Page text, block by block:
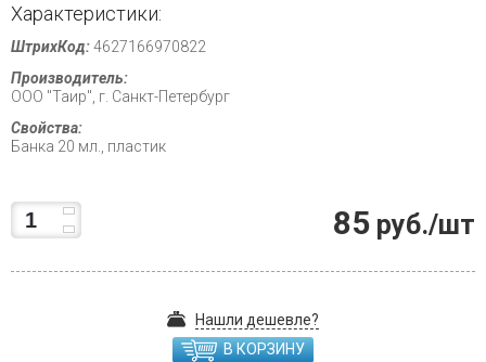
Характеристики:
ШтрихКод:4627166970822
Производитель:
ООО "Таир", г. Санкт-Петербург
Свойства:
Банка 20 мл., пластик
85 руб./шт
Нашли дешевле?
В КОРЗИНУ